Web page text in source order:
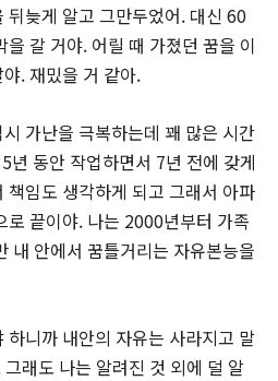
뒤늦게 알고 그만두었어. 대신 60
갈 거야. 어릴 때 가졌던 꿈을 이
. 재밌을 거 같아.
가난을 극복하는데 꽤 많은 시간
년 동안 작업하면서 7년 전에 갖게
책임도 생각하게 되고 그래서 아파
로 끝이야. 나는 2000년부터 가족
내 안에서 꿈틀거리는 자유본능을
하니까 내안의 자유는 사라지고 말
래도 나는 알려진 것 외에 덜 알